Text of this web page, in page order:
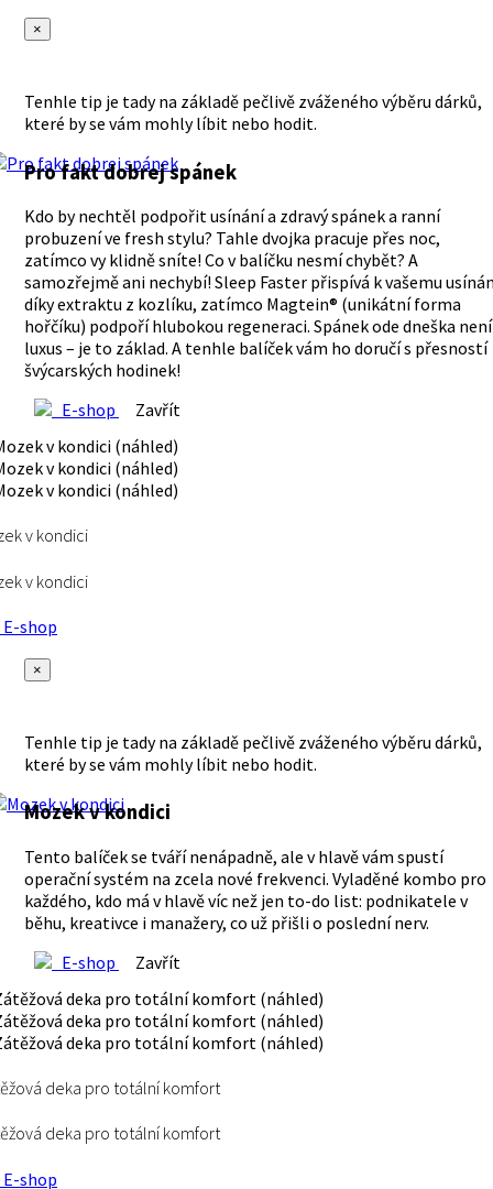
×
Tenhle tip je tady na základě pečlivě zváženého výběru dárků,
které by se vám mohly líbit nebo hodit.
Pro fakt dobrej spánek
Kdo by nechtěl podpořit usínání a zdravý spánek a ranní
probuzení ve fresh stylu? Tahle dvojka pracuje přes noc,
zatímco vy klidně sníte! Co v balíčku nesmí chybět? A
samozřejmě ani nechybí! Sleep Faster přispívá k vašemu
díky extraktu z kozlíku, zatímco Magtein® (unikátní forma
hořčíku) podpoří hlubokou regeneraci. Spánek ode dneška není
luxus – je to základ. A tenhle balíček vám ho doručí s přesností
švýcarských hodinek!
E-shop
Zavřít
v kondici
v kondici
shop
×
Tenhle tip je tady na základě pečlivě zváženého výběru dárků,
které by se vám mohly líbit nebo hodit.
Mozek v kondici
Tento balíček se tváří nenápadně, ale v hlavě vám spustí
operační systém na zcela nové frekvenci. Vyladěné kombo pro
každého, kdo má v hlavě víc než jen to-do list: podnikatele v
běhu, kreativce i manažery, co už přišli o poslední nerv.
E-shop
Zavřít
deka pro totální komfort
deka pro totální komfort
shop